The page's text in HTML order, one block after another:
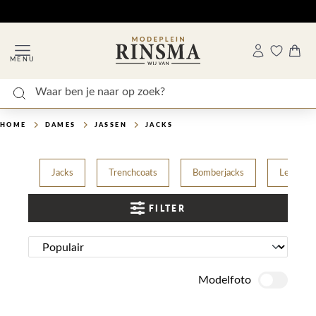
MENU
HOME DAMES JASSEN JACKS
Jacks Trenchcoats Bomberjacks Leer/
FILTER
Modelfoto